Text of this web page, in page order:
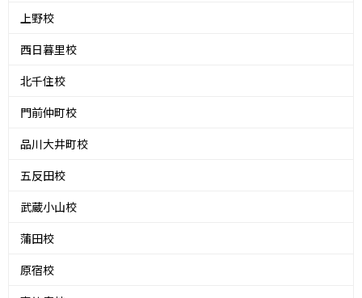
上野校
西日暮里校
北千住校
門前仲町校
品川大井町校
五反田校
武蔵小山校
蒲田校
原宿校